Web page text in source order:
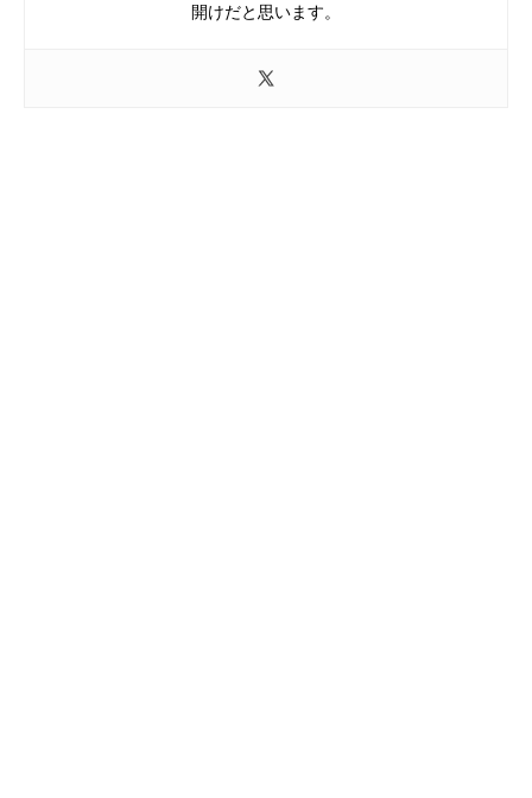
開けだと思います。